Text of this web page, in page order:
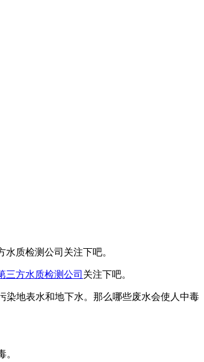
质检测公司关注下吧。
三方水质检测公司 关注下吧。
地表水和地下水。那么哪些废水会使人中毒